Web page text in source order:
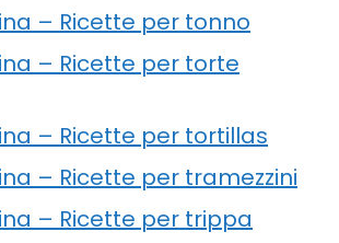
– Ricette per tonno
– Ricette per torte
– Ricette per tortillas
– Ricette per tramezzini
– Ricette per trippa